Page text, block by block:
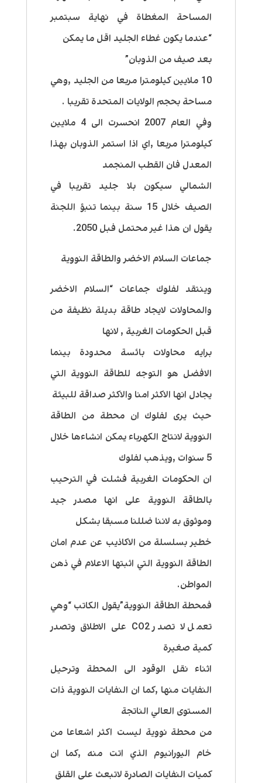
المساحة المغطاة في نهاية سبتمبر
“عندما يكون غطاء الجليد اقل ما يمكن
بعد صيف من الذوبان”
10 ملايين كيلومترا مربعا من الجليد ,وهي
مساحة بحجم الولايات المتحدة تقريبا .
وفي العام 2007 انحسرت الى 4 ملايين
كيلومترا مربعا ,اي اذا استمر الذوبان بهذا
المعدل فان القطب المنجمد
الشمالي سيكون بلا جليد تقريبا في
الصيف خلال 15 سنة بينما تنبؤ اللجنة
يقول ان هذا غير محتمل فبل 2050.
جماعات السلام الاخضر والطاقة النووية
وينتقد لفلوك جماعات “السلام الاخضر
والمحاولات لايجاد طاقة بديلة نظيفة من
قبل الحكومات الغربية , لانها
برايه محاولات بائسة محدودة بينما
الافضل هو التوجه للطاقة النووية التي
يجادل انها الاكثر امنا والاكثر صداقة للبيئة
حيث يرى لفلوك ان محطة من الطاقة
النووية لانتاج الكهرباء يمكن انشاءها خلال
5 سنوات ,ويذهب لفلوك
ان الحكومات الغربية فشلت في الترحيب
بالطاقة النووية على انها مصدر جيد
وموثوق به لاننا ضللنا مسبقا بشكل
خطير بسلسلة من الاكاذيب عن عدم امان
الطاقة النووية التي اثبتها الاعلام في ذهن
المواطن.
فمحطة الطاقة النووية”يقول الكاتب “وهي
تعمل لا تصدر CO2 على الاطلاق وتصدر
كمية صغيرة
اثناء نقل الوقود الى المحطة وترحيل
النفايات منها ,كما ان النفايات النووية ذات
المستوى العالي الناتجة
من محطة نووية ليست اكثر اشعاعا من
خام اليورانيوم الذي اتت منه ,كما ان
كميات النفايات الصادرة لاتبعث على القلق